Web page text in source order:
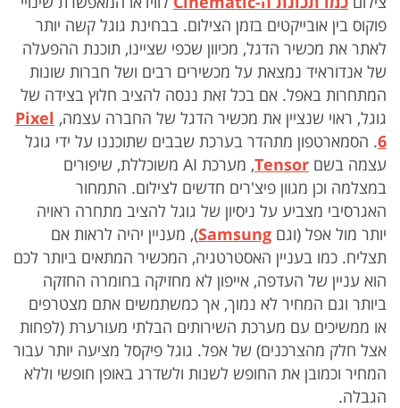
פוקוס בין אובייקטים בזמן הצילום. בבחינת גוגל קשה יותר
לאתר את מכשיר הדגל, מכיוון שכפי שציינו, תוכנת ההפעלה
של אנדוראיד נמצאת על מכשירים רבים ושל חברות שונות
המתחרות באפל. אם בכל זאת ננסה להציב חלוץ בצידה של
גוגל, ראוי שנציין את מכשיר הדגל של החברה עצמה, Pixel
6. הסמארטפון מתהדר בערכת שבבים שתוכננו על ידי גוגל
עצמה בשם Tensor
, מערכת AI משוכללת, שיפורים
במצלמה וכן מגוון פיצ'רים חדשים לצילום. התמחור
האגרסיבי מצביע על ניסיון של גוגל להציב מתחרה ראויה
יותר מול אפל (וגם Samsung), מעניין יהיה לראות אם
תצליח. כמו בעניין האסטרטגיה, המכשיר המתאים ביותר לכם
הוא עניין של העדפה, אייפון לא מחזיקה בחומרה החזקה
ביותר וגם המחיר לא נמוך, אך כמשתמשים אתם מצטרפים
או ממשיכים עם מערכת השירותים הבלתי מעורערת (לפחות
אצל חלק מהצרכנים) של אפל. גוגל פיקסל מציעה יותר עבור
המחיר וכמובן את החופש לשנות ולשדרג באופן חופשי וללא
הגבלה.